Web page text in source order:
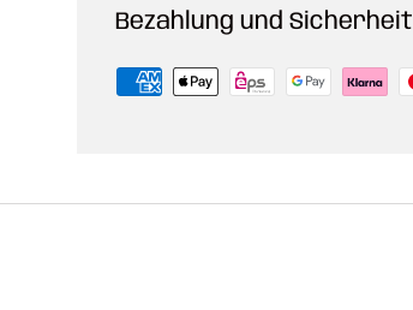
Bezahlung und Sicherheit